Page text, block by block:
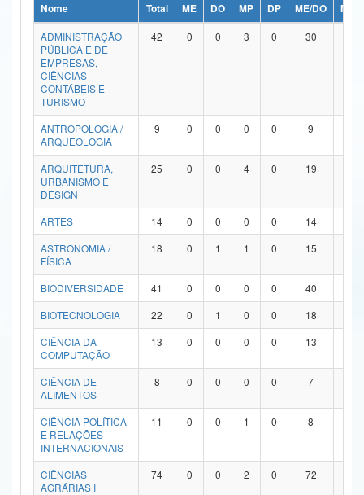
Ministério da Ciência, Tecnologia, Inovações e Comunicações
Ministério do Meio Ambiente
Ministério do Turismo
Ministério do Desenvolvimento Regional
Controladoria-Geral da União
Ministério da Mulher, da Família e dos Direitos Humanos
Secretaria de Governo
Advocacia-Geral da União
Banco Central do Brasil
Nome Total ME DO MP DP ME/DO
MP/
ADMINISTRAÇÃO
PÚBLICA E DE
EMPRESAS,
CIÊNCIAS
CONTÁBEIS E
TURISMO
42 0 0 3 0 30
ANTROPOLOGIA /
ARQUEOLOGIA
9 0 0 0 0 9
ARQUITETURA,
URBANISMO E
DESIGN
25 0 0 4 0 19
ARTES 14 0 0 0 0 14
ASTRONOMIA /
FÍSICA
18 0 1 1 0 15
BIODIVERSIDADE 41 0 0 0 0 40
BIOTECNOLOGIA
22 0 1 0 0 18
CIÊNCIA DA
COMPUTAÇÃO
13 0 0 0 0 13
CIÊNCIA DE
ALIMENTOS
8 0 0 0 0 7
CIÊNCIA POLÍTICA
E RELAÇÕES
INTERNACIONAIS
11 0 0 1 0 8
CIÊNCIAS
AGRÁRIAS I
74 0 0 2 0 72